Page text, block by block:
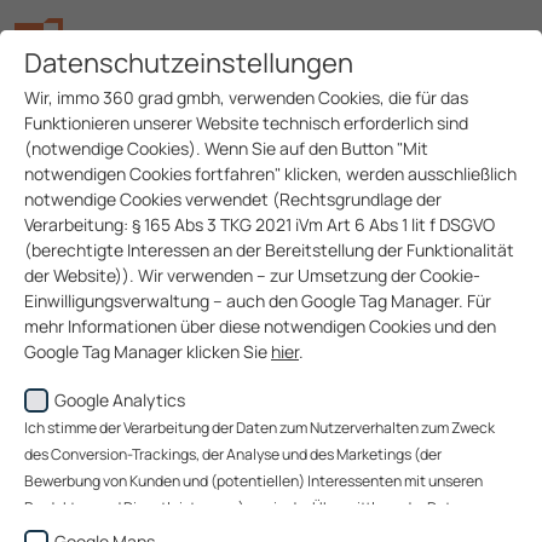
Datenschutzeinstellungen
Wir, immo 360 grad gmbh, verwenden Cookies, die für das
Funktionieren unserer Website technisch erforderlich sind
(notwendige Cookies). Wenn Sie auf den Button "Mit
notwendigen Cookies fortfahren" klicken, werden ausschließlich
notwendige Cookies verwendet (Rechtsgrundlage der
Verarbeitung: § 165 Abs 3 TKG 2021 iVm Art 6 Abs 1 lit f DSGVO
(berechtigte Interessen an der Bereitstellung der Funktionalität
der Website)). Wir verwenden – zur Umsetzung der Cookie-
Einwilligungsverwaltung – auch den Google Tag Manager. Für
mehr Informationen über diese notwendigen Cookies und den
Google Tag Manager klicken Sie hier.
Wenn Sie auf den Button "Alle akzeptieren" klicken, werden
Daten zu Ihrem Nutzerverhalten zum Zweck des Conversion-
Trackings (über welche Website gelangen unsere Website-
Besucher zu uns?), der Analyse unserer Website-Besucher und
des Website-Nutzungsverhaltens sowie des Marketings
(Bewerbung von Kunden und (potentiellen) Interessenten mit
Google Analytics
Ich stimme der Verarbeitung der Daten zum Nutzerverhalten zum Zweck
des Conversion-Trackings, der Analyse und des Marketings (der
Bewerbung von Kunden und (potentiellen) Interessenten mit unseren
Produkten und Dienstleistungen) sowie der Übermittlung der Daten an
Google Ireland Limited, an Google LLC (USA) sowie an immo 360 grad